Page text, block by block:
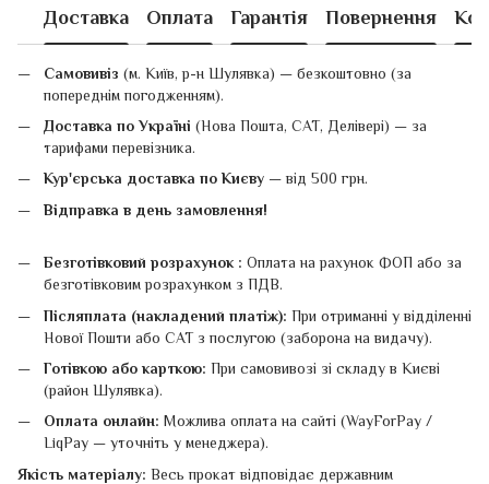
Доставка Оплата Гарантія Повернення
Самовивіз (м. Київ, р-н Шулявка) — безкоштовно (за
попереднім погодженням).
Доставка по Україні (Нова Пошта, САТ, Делівері) — за
тарифами перевізника.
Кур'єрська доставка по Києву — від 500 грн.
Відправка в день замовлення!
Безготівковий розрахунок : Оплата на рахунок ФОП або за
безготівковим розрахунком з ПДВ.
Післяплата (накладений платіж): При отриманні у відділенні
Нової Пошти або САТ з послугою (заборона на видачу).
Готівкою або карткою: При самовивозі зі складу в Києві
(район Шулявка).
Оплата онлайн: Можлива оплата на сайті (WayForPay /
LiqPay — уточніть у менеджера).
Якість матеріалу: Весь прокат відповідає державним